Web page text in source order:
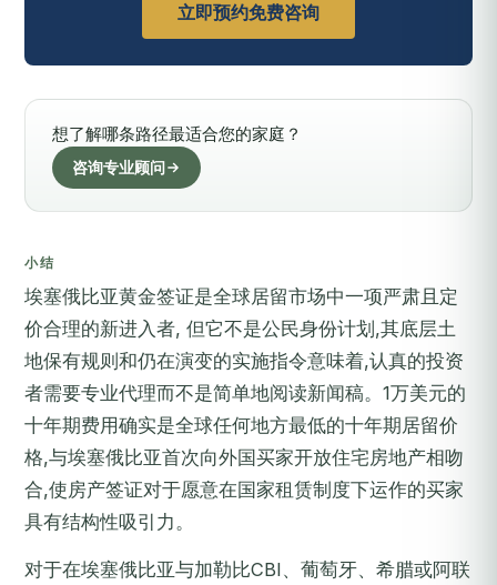
立即预约免费咨询
想了解哪条路径最适合您的家庭？
咨询专业顾问
小结
埃塞俄比亚黄金签证是全球居留市场中一项严肃且定
价合理的新进入者, 但它不是公民身份计划,其底层土
地保有规则和仍在演变的实施指令意味着,认真的投资
者需要专业代理而不是简单地阅读新闻稿。1万美元的
十年期费用确实是全球任何地方最低的十年期居留价
格,与埃塞俄比亚首次向外国买家开放住宅房地产相吻
合,使房产签证对于愿意在国家租赁制度下运作的买家
具有结构性吸引力。
对于在埃塞俄比亚与加勒比CBI、葡萄牙、希腊或阿联